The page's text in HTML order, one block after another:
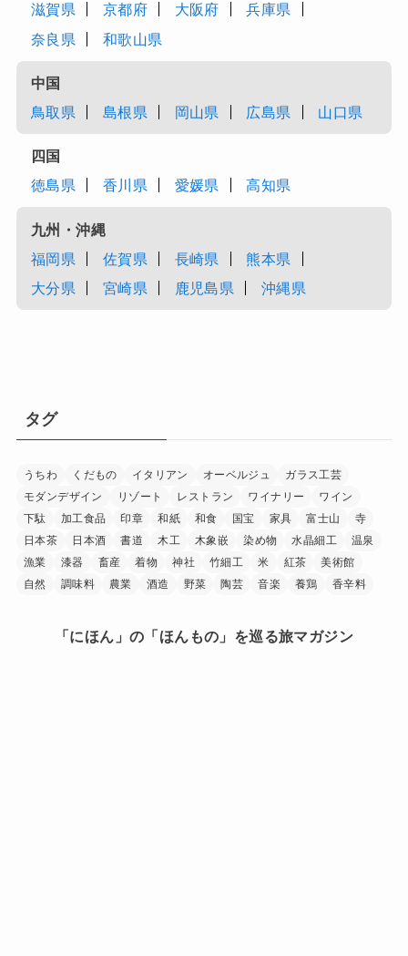
滋賀県
京都府 大阪府
兵庫県
奈良県
和歌山県
中国
鳥取県
島根県 岡山県 広島県 山口県
四国
徳島県
香川県 愛媛県 高知県
九州・沖縄
福岡県
佐賀県 長崎県
熊本県
大分県
宮崎県 鹿児島県 沖縄県
タグ
うちわ くだもの イタリアン オーベルジュ
ガラス工芸
モダンデザイン
リゾート レストラン ワイナリー
ワイン
下駄
加工食品 印章 和紙 和食 国宝 家具 富士山
寺
日本茶
日本酒 書道 木工 木象嵌 染め物 水晶細工
温泉
漁業
漆器 畜産 着物 神社 竹細工 米 紅茶
美術館
自然
調味料 農業 酒造 野菜 陶芸 音楽 養鶏 香辛料
「にほん」の「ほんもの」を巡る旅マガジン